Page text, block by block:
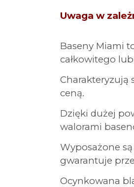
Uwaga w
Baseny Miami
całkowitego
Charakteryzują
ceną.
Dzięki dużej
walorami
Wyposażone
gwarantuje
Ocynkowana
1679411617-